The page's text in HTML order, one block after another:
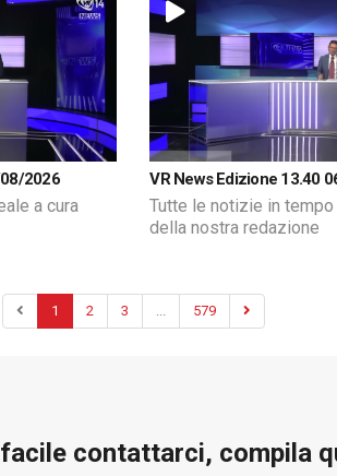
2026
a cura
VR News Edizione 13.40
Tutte le notizie in tempo
della nostra redazione
1 2 3 ... 579
facile contattarci, compila